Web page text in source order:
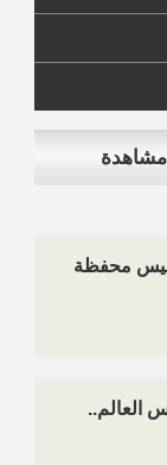
مشاهدة
محفظة
العالم..